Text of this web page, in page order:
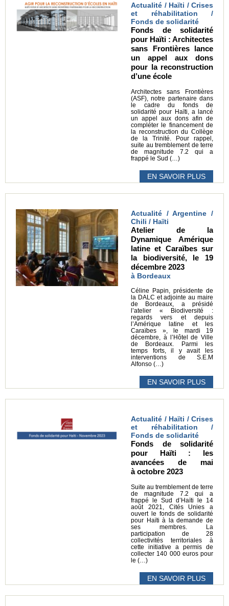
Actualité / Haïti / Crises
et réhabilitation /
Fonds de solidarité
Fonds de solidarité
pour Haïti : Architectes
sans Frontières lance
un appel aux dons
pour la reconstruction
d’une école
Architectes sans Frontières
(ASF), notre partenaire dans
le cadre du fonds de
solidarité pour Haïti, a lancé
un appel aux dons afin de
compléter le financement de
la reconstruction du Collège
de la Trinité. Pour rappel,
suite au tremblement de terre
de magnitude 7.2 qui a
frappé le Sud (…)
EN SAVOIR PLUS
Actualité / Argentine /
Chili / Haïti
Atelier de la
Dynamique Amérique
latine et Caraïbes sur
la biodiversité, le 19
décembre 2023
à Bordeaux
Céline Papin, présidente de
la DALC et adjointe au maire
de Bordeaux, a présidé
l’atelier « Biodiversité :
regards vers et depuis
l’Amérique latine et les
Caraïbes », le mardi 19
décembre, à l’Hôtel de Ville
de Bordeaux. Parmi les
temps forts, il y avait les
interventions de S.E.M
Alfonso (…)
EN SAVOIR PLUS
Actualité / Haïti / Crises
et réhabilitation /
Fonds de solidarité
Fonds de solidarité
pour Haïti : les
avancées de mai
à octobre 2023
Suite au tremblement de terre
de magnitude 7.2 qui a
frappé le Sud d’Haïti le 14
août 2021, Cités Unies a
ouvert le fonds de solidarité
pour Haïti à la demande de
ses membres. La
participation de 28
collectivités territoriales à
cette initiative a permis de
collecter 140 000 euros pour
le (…)
EN SAVOIR PLUS